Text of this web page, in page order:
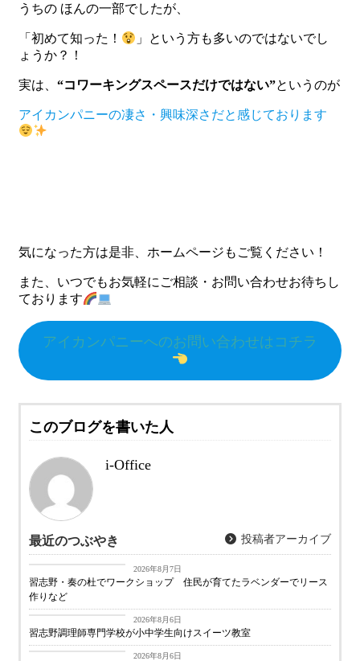
うちの ほんの一部でしたが、
「初めて知った！
」という方も多いのではないでし
ょうか？！
実は、 “コワーキングスペースだけではない”というのが
アイカンパニーの凄さ・興味深さだと感じております
気になった方は是非、ホームページもご覧ください！
また、いつでもお気軽にご相談・お問い合わせお待ちし
ております
アイカンパニーへのお問い合わせはコチラ
このブログを書いた人
i-Office
最近のつぶやき 投稿者アーカイブ
2026年8月7日
習志野・奏の杜でワークショップ 住民が育てたラベンダーでリース
作りなど
習志野経済新聞
2026年8月6日
習志野調理師専門学校が小中学生向けスイーツ教室
習志野経済新聞
2026年8月6日